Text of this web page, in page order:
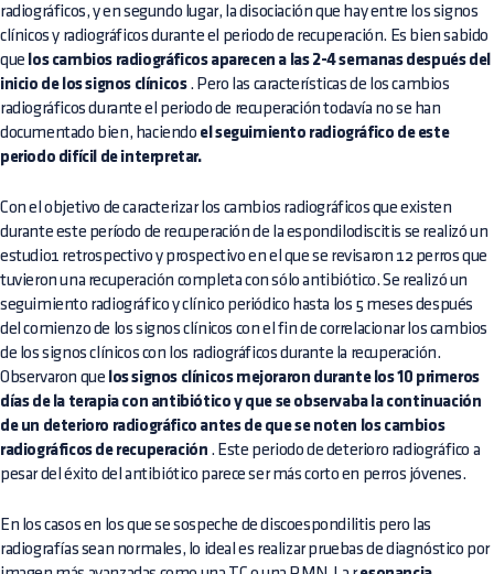
radiográficos, y en segundo lugar, la disociación que hay entre los signos
clínicos y radiográficos durante el periodo de recuperación. Es bien sabido
que los cambios radiográficos aparecen a las 2-4 semanas después del
inicio de los signos clínicos. Pero las características de los cambios
radiográficos durante el periodo de recuperación todavía no se han
documentado bien, haciendo el seguimiento radiográfico de este
periodo difícil de interpretar.
Con el objetivo de caracterizar los cambios radiográficos que existen
durante este período de recuperación de la espondilodiscitis se realizó un
estudio1 retrospectivo y prospectivo en el que se revisaron 12 perros que
tuvieron una recuperación completa con sólo antibiótico. Se realizó un
seguimiento radiográfico y clínico periódico hasta los 5 meses después
del comienzo de los signos clínicos con el fin de correlacionar los cambios
de los signos clínicos con los radiográficos durante la recuperación.
Observaron que los signos clínicos mejoraron durante los 10 primeros
días de la terapia con antibiótico y que se observaba la continuación
de un deterioro radiográfico antes de que se noten los cambios
radiográficos de recuperación . Este periodo de deterioro radiográfico a
pesar del éxito del antibiótico parece ser más corto en perros jóvenes.
En los casos en los que se sospeche de discoespondilitis pero las
radiografías sean normales, lo ideal es realizar pruebas de diagnóstico por